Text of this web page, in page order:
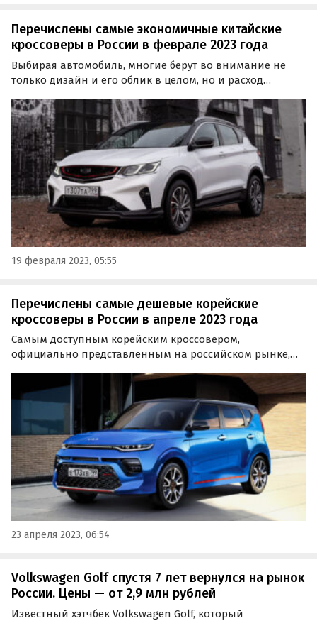
Перечислены самые экономичные китайские
кроссоверы в России в феврале 2023 года
Выбирая автомобиль, многие берут во внимание не
только дизайн и его облик в целом, но и расход
стоимость владения им.
19 февраля 2023, 05:55
Перечислены самые дешевые корейские
кроссоверы в России в апреле 2023 года
Самым доступным корейским кроссовером,
официально представленным на российском рынке,
рублей. Об этом в своей свежей весенней подборке
сообщает портал «Автоновости дня».
23 апреля 2023, 06:54
Volkswagen Golf спустя 7 лет вернулся на рынок
России. Цены — от 2,9 млн рублей
Известный хэтчбек Volkswagen Golf, который